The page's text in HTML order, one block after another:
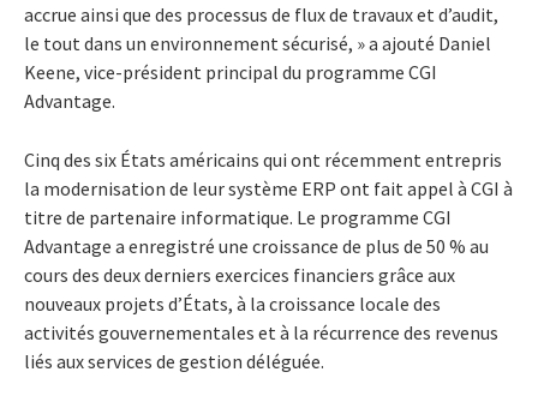
accrue ainsi que des processus de flux de travaux et d’audit,
le tout dans un environnement sécurisé, » a ajouté Daniel
Keene, vice-président principal du programme CGI
Advantage.
Cinq des six États américains qui ont récemment entrepris
la modernisation de leur système ERP ont fait appel à CGI à
titre de partenaire informatique. Le programme CGI
Advantage a enregistré une croissance de plus de 50 % au
cours des deux derniers exercices financiers grâce aux
nouveaux projets d’États, à la croissance locale des
activités gouvernementales et à la récurrence des revenus
liés aux services de gestion déléguée.